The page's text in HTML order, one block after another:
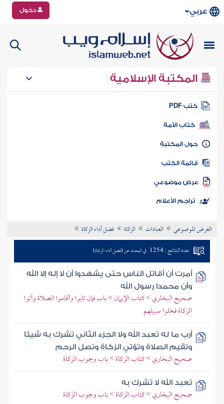
عربي دخول
المكتبة الإسلامية
كتب PDF
كتاب الأمة
المكتبة
الكتب
موضوعي
تراجم الأعلام
العرض الموضوعي العبادات الزكاة فضل أداء الزكاة
عدد النتائج : 1254 في البحث عن (فضل أداء الزكاة)
أمرت أن أقاتل الناس حتى يشهدوا أن لا إله إلا الله
وأن محمدا رسول الله
صحيح البخاري > كتاب الإيمان > باب فإن تابوا وأقاموا الصلاة وآتوا
الزكاة فخلوا سبيلهم
أرب ما له تعبد الله ولا الجزء الثاني تشرك به شيئا
وتقيم الصلاة وتؤتي الزكاة وتصل الرحم
صحيح البخاري > كتاب الزكاة > باب وجوب الزكاة
تعبد الله لا تشرك به
صحيح البخاري > كتاب الزكاة > باب وجوب الزكاة